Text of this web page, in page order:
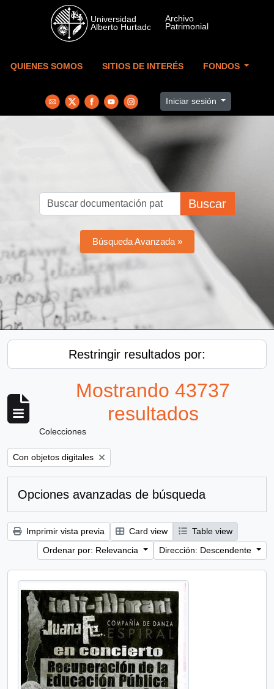
Skip to main content
QUIENES SOMOS SITIOS DE INTERÉS FONDOS
Iniciar sesión
Buscar
Búsqueda Avanzada »
Restringir resultados por:
Mostrando 43737
resultados
Colecciones
Remove filter:
Con objetos digitales
Opciones avanzadas de búsqueda
Imprimir vista previa Card view
Table view
Ordenar por: Relevancia
Dirección: Descendente